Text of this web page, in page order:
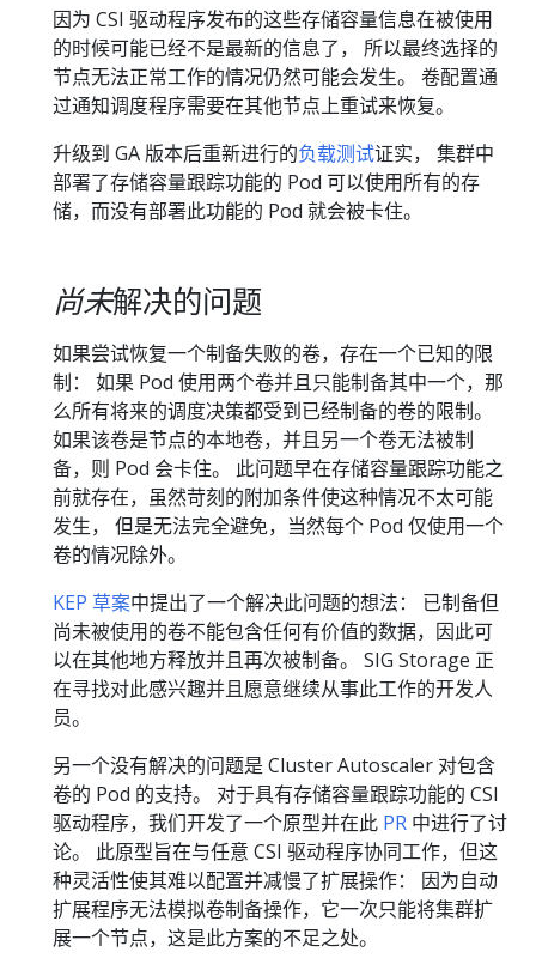
因为 CSI 驱动程序发布的这些存储容量信息在被使用
的时候可能已经不是最新的信息了， 所以最终选择的
节点无法正常工作的情况仍然可能会发生。 卷配置通
过通知调度程序需要在其他节点上重试来恢复。
升级到 GA 版本后重新进行的负载测试证实， 集群中
部署了存储容量跟踪功能的 Pod 可以使用所有的存
储，而没有部署此功能的 Pod 就会被卡住。
尚未解决的问题
如果尝试恢复一个制备失败的卷，存在一个已知的限
制： 如果 Pod 使用两个卷并且只能制备其中一个，那
么所有将来的调度决策都受到已经制备的卷的限制。
如果该卷是节点的本地卷，并且另一个卷无法被制
备，则 Pod 会卡住。 此问题早在存储容量跟踪功能之
前就存在，虽然苛刻的附加条件使这种情况不太可能
发生， 但是无法完全避免，当然每个 Pod 仅使用一个
卷的情况除外。
KEP 草案中提出了一个解决此问题的想法： 已制备但
尚未被使用的卷不能包含任何有价值的数据，因此可
以在其他地方释放并且再次被制备。 SIG Storage 正
在寻找对此感兴趣并且愿意继续从事此工作的开发人
员。
另一个没有解决的问题是 Cluster Autoscaler 对包含
卷的 Pod 的支持。 对于具有存储容量跟踪功能的 CSI
驱动程序，我们开发了一个原型并在此 PR 中进行了讨
论。 此原型旨在与任意 CSI 驱动程序协同工作，但这
种灵活性使其难以配置并减慢了扩展操作： 因为自动
扩展程序无法模拟卷制备操作，它一次只能将集群扩
展一个节点，这是此方案的不足之处。